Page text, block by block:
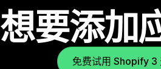
想要添加
免费试用 Shopify 3